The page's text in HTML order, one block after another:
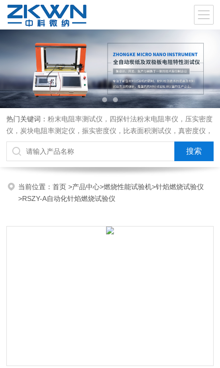
热门关键词：粉末电阻率测试仪，四探针法粉末电阻率仪，压实密度
仪，炭块电阻率测定仪，振实密度仪，比表面积测试仪，真密度仪，
炭块热膨胀仪，炭块透气率仪，炭块二氧化碳反应测定仪
当前位置：首页>产品中心>燃烧性能试验机>针焰燃烧试验仪
>RSZY-A自动化针焰燃烧试验仪